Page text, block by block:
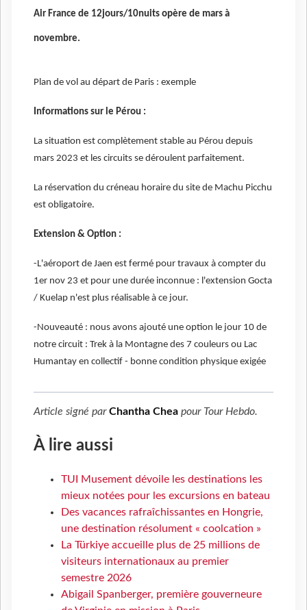
Air France de 12jours/10nuits opère de mars à
novembre.
Plan de vol au départ de Paris : exemple
Informations sur le Pérou :
La situation est complètement stable au Pérou depuis
mars 2023 et les circuits se déroulent parfaitement.
La réservation du créneau horaire du site de Machu Picchu
est obligatoire.
Extension & Option :
-L'aéroport de Jaen est fermé pour travaux à compter du
1er nov 23 et pour une durée inconnue : l'extension Gocta
/ Kuelap n'est plus réalisable à ce jour.
-Nouveauté : nous avons ajouté une option le jour 10 de
notre circuit : Trek à la Montagne des 7 couleurs ou Lac
Humantay en collectif - bonne condition physique exigée
Article signé parChantha Chea pour Tour Hebdo.
À lire aussi
TUI Musement dévoile les destinations les
mieux notées pour les excursions en bateau
Des vacances rafraîchissantes en Hongrie,
une destination résolument « coolcation »
La Türkiye accueille plus de 25 millions de
visiteurs internationaux au premier
semestre 2026
Abigail Spanberger, première gouverneure